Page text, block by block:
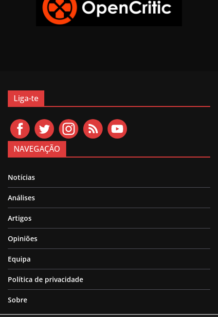
Liga-te
NAVEGAÇÃO
Notícias
Análises
Artigos
Opiniões
Equipa
Política de privacidade
Sobre